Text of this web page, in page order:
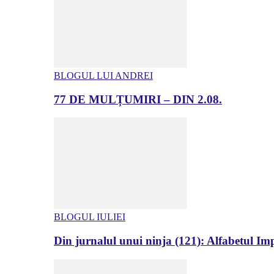
BLOGUL LUI ANDREI
77 DE MULȚUMIRI – DIN 2.08.
BLOGUL IULIEI
Din jurnalul unui ninja (121): Alfabetul